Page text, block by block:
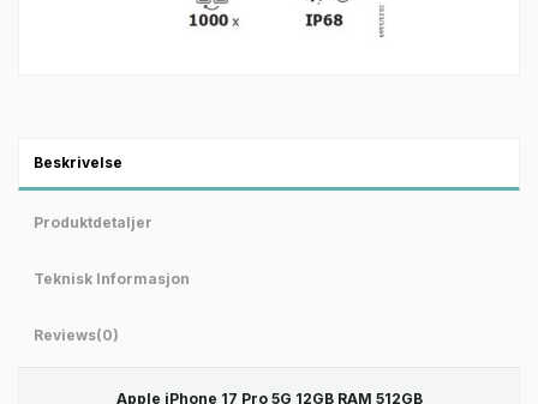
Beskrivelse
Produktdetaljer
Teknisk Informasjon
Reviews(0)
Apple iPhone 17 Pro 5G 12GB RAM 512GB